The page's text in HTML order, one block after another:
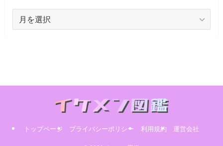
トップページ プライバシーポリシー 利用規約 運営会社